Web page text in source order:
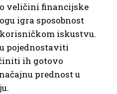
veličini financijske
igra sposobnost
iskustvu.
pojednostaviti
ih gotovo
prednost u